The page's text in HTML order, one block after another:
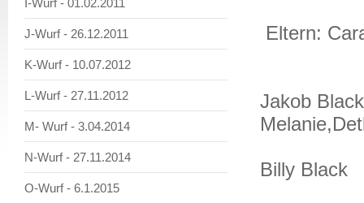
I-Wurf - 01.02.2011
J-Wurf - 26.12.2011
K-Wurf - 10.07.2012
L-Wurf - 27.11.2012
M- Wurf - 3.04.2014
N-Wurf - 27.11.2014
O-Wurf - 6.1.2015
Eltern:
Jakob
Billy Black